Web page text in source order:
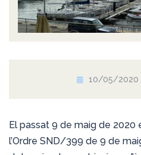
10/05/2020
El passat 9 de maig de 2020
l’Ordre SND/399 de 9 de